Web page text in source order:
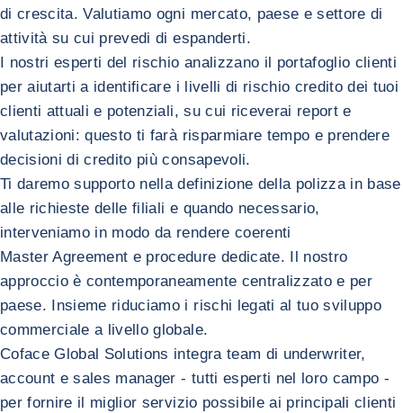
di crescita. Valutiamo ogni mercato, paese e settore di
attività su cui prevedi di espanderti.
I nostri esperti del rischio analizzano il portafoglio clienti
per aiutarti a identificare i livelli di rischio credito dei tuoi
clienti attuali e potenziali, su cui riceverai report e
valutazioni: questo ti farà risparmiare tempo e prendere
decisioni di credito più consapevoli.
Ti daremo supporto nella definizione della polizza in base
alle richieste delle filiali e quando necessario,
interveniamo in modo da rendere coerenti
Master Agreement e procedure dedicate. Il nostro
approccio è contemporaneamente centralizzato e per
paese. Insieme riduciamo i rischi legati al tuo sviluppo
commerciale a livello globale.
Coface Global Solutions integra team di underwriter,
account e sales manager - tutti esperti nel loro campo -
per fornire il miglior servizio possibile ai principali clienti